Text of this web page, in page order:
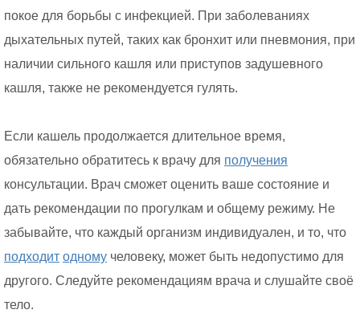
покое для борьбы с инфекцией. При заболеваниях
дыхательных путей, таких как бронхит или пневмония, при
наличии сильного кашля или приступов задушевного
кашля, также не рекомендуется гулять.
Если кашель продолжается длительное время,
обязательно обратитесь к врачу для получения
консультации. Врач сможет оценить ваше состояние и
дать рекомендации по прогулкам и общему режиму. Не
забывайте, что каждый организм индивидуален, и то, что
подходит одному человеку, может быть недопустимо для
другого. Следуйте рекомендациям врача и слушайте своё
тело.